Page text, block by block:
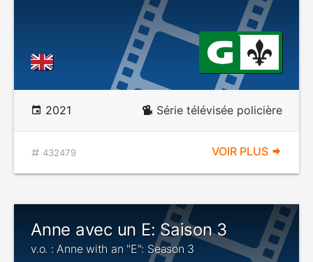
2021 Série télévisée policière
432479 VOIR PLUS
Anne avec un E: Saison 3
v.o. : Anne with an "E": Season 3